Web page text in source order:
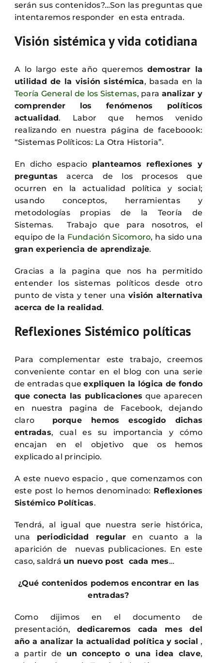
serán sus contenidos?…Son las preguntas que
intentaremos responder en esta entrada.
Visión sistémica y vida cotidiana
A lo largo este año queremos demostrar la
utilidad de la visión sistémica, basada en la
Teoría General de los Sistemas, para analizar y
comprender los fenómenos políticos
actualidad. Labor que hemos venido
realizando en nuestra página de faceboook:
“Sistemas Políticos: La Otra Historia”.
En dicho espacio planteamos reflexiones y
preguntas acerca de los procesos que
ocurren en la actualidad política y social;
usando conceptos, herramientas y
metodologías propias de la Teoría de
Sistemas. Trabajo que para nosotros, el
equipo de la Fundación Sicomoro, ha sido una
gran experiencia de aprendizaje.
Gracias a la pagina que nos ha permitido
entender los sistemas políticos desde otro
punto de vista y tener unavisión alternativa
acerca de la realidad.
Reflexiones Sistémico políticas
Para complementar este trabajo, creemos
conveniente contar en el blog con una serie
de entradas queexpliquen la lógica de fondo
que conecta las publicaciones que aparecen
en nuestra pagina de Facebook, dejando
claro porque hemos escogido dichas
entradas, cual es su importancia y cómo
encajan en el objetivo que os hemos
explicado al principio.
A este nuevo espacio , que comenzamos con
este post lo hemos denominado: Reflexiones
Sistémico Políticas.
Tendrá, al igual que nuestra serie histórica,
una periodicidad regular en cuanto a la
aparición de nuevas publicaciones. En este
caso, saldrá un nuevo post cada mes…
¿Qué contenidos podemos encontrar en las
entradas?
Como dijimos en el documento de
presentación, dedicaremos cada mes del
año a analizar la actualidad política y social ,
a partir de un concepto o una idea clave,